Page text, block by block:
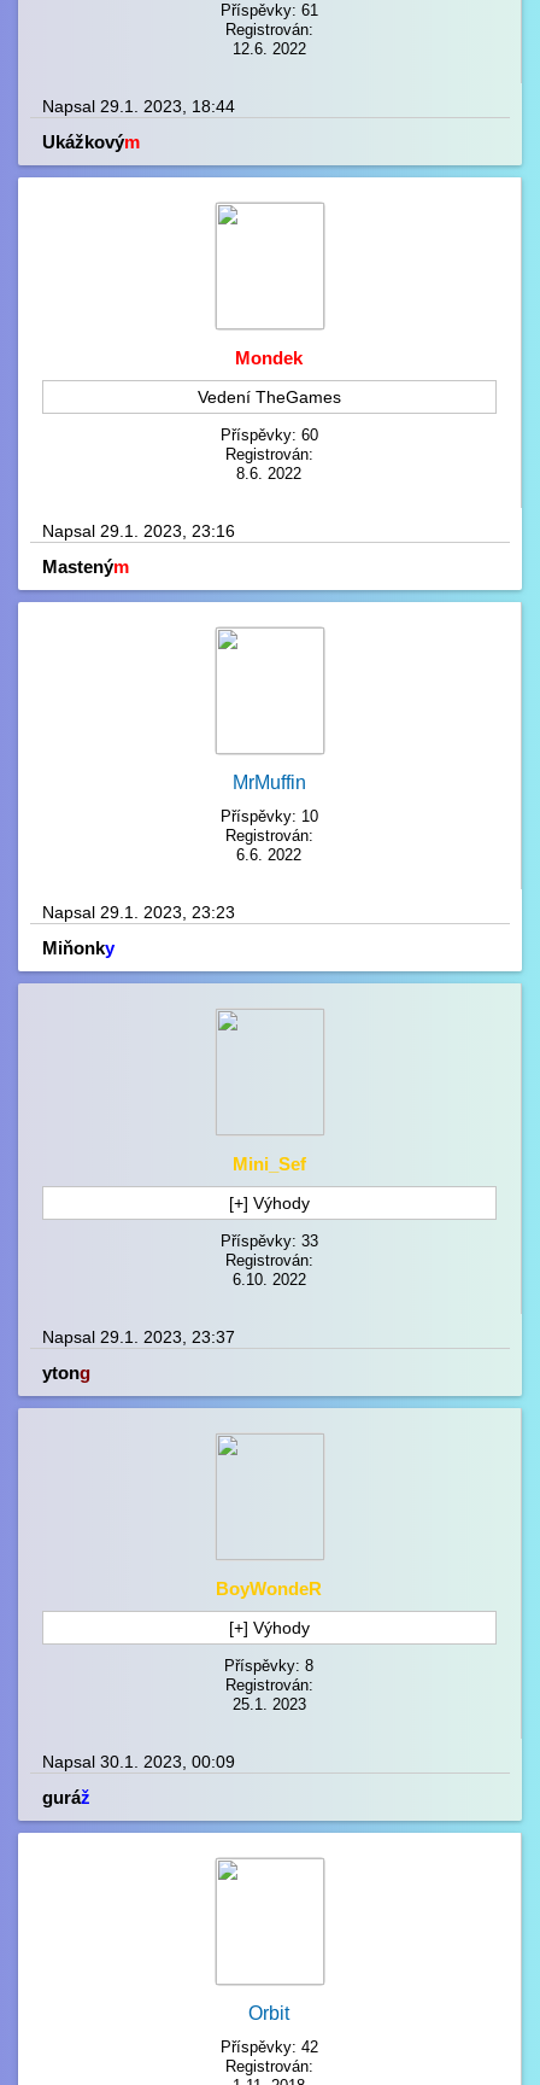
Příspěvky: 61
Registrován:
12.6. 2022
Napsal 29.1. 2023, 18:44
Ukážkovým
Mondek
Vedení TheGames
Příspěvky: 60
Registrován:
8.6. 2022
Napsal 29.1. 2023, 23:16
Masteným
MrMuffin
Příspěvky: 10
Registrován:
6.6. 2022
Napsal 29.1. 2023, 23:23
Miňonky
Mini_Sef
[+] Výhody
Příspěvky: 33
Registrován:
6.10. 2022
Napsal 29.1. 2023, 23:37
ytong
BoyWondeR
[+] Výhody
Příspěvky: 8
Registrován:
25.1. 2023
Napsal 30.1. 2023, 00:09
guráž
Orbit
Příspěvky: 42
Registrován: